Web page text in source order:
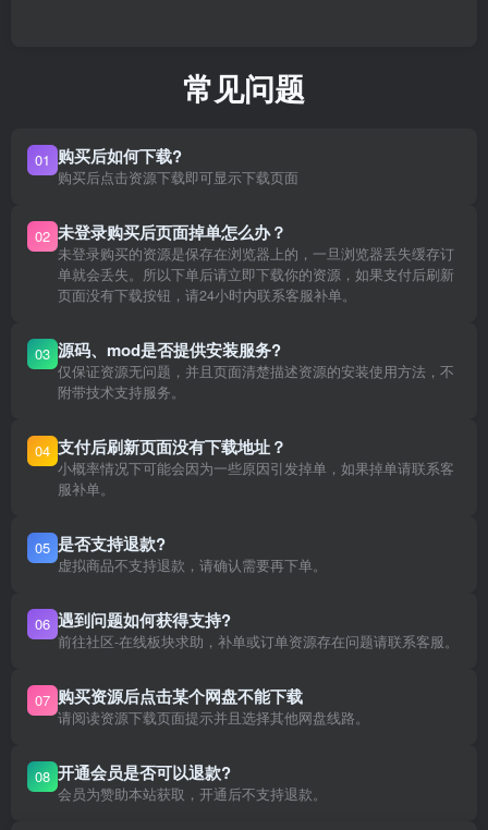
常见问题
01 购买后如何下载?
购买后点击资源下载即可显示下载页面
02 未登录购买后页面掉单怎么办？
未登录购买的资源是保存在浏览器上的，一旦浏览器丢失缓存订
单就会丢失。所以下单后请立即下载你的资源，如果支付后刷新
页面没有下载按钮，请24小时内联系客服补单。
03 源码、mod是否提供安装服务?
仅保证资源无问题，并且页面清楚描述资源的安装使用方法，不
附带技术支持服务。
04 支付后刷新页面没有下载地址？
小概率情况下可能会因为一些原因引发掉单，如果掉单请联系客
服补单。
05 是否支持退款?
虚拟商品不支持退款，请确认需要再下单。
06 遇到问题如何获得支持?
前往社区-在线板块求助，补单或订单资源存在问题请联系客服。
07 购买资源后点击某个网盘不能下载
请阅读资源下载页面提示并且选择其他网盘线路。
08 开通会员是否可以退款?
会员为赞助本站获取，开通后不支持退款。